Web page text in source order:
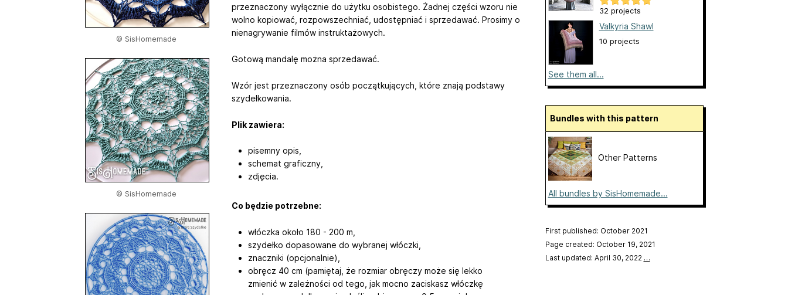
© SisHomemade
© SisHomemade
przeznaczony wyłącznie do użytku osobistego. Żadnej części wzoru nie
wolno kopiować, rozpowszechniać, udostępniać i sprzedawać. Prosimy o
nienagrywanie filmów instruktażowych.
Gotową mandalę można sprzedawać.
Wzór jest przeznaczony osób początkujących, które znają podstawy
szydełkowania.
Plik zawiera:
pisemny opis,
schemat graficzny,
zdjęcia.
Co będzie potrzebne:
włóczka około 180 - 200 m,
szydełko dopasowane do wybranej włóczki,
znaczniki (opcjonalnie),
obręcz 40 cm (pamiętaj, że rozmiar obręczy może się lekko
zmienić w zależności od tego, jak mocno zaciskasz włóczkę
32 projects
Valkyria Shawl
10 projects
See them all...
Bundles with this pattern
Other Patterns
All bundles by SisHomemade...
First published: October 2021
Page created: October 19, 2021
Last updated: April 30, 2022 …